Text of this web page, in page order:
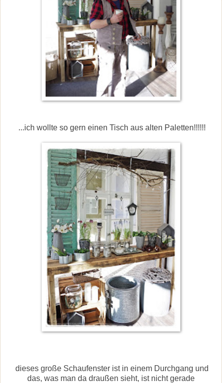
...ich wollte so gern einen Tisch aus alten Paletten!!!!!!
dieses große Schaufenster ist in einem Durchgang und
das, was man da draußen sieht, ist nicht gerade